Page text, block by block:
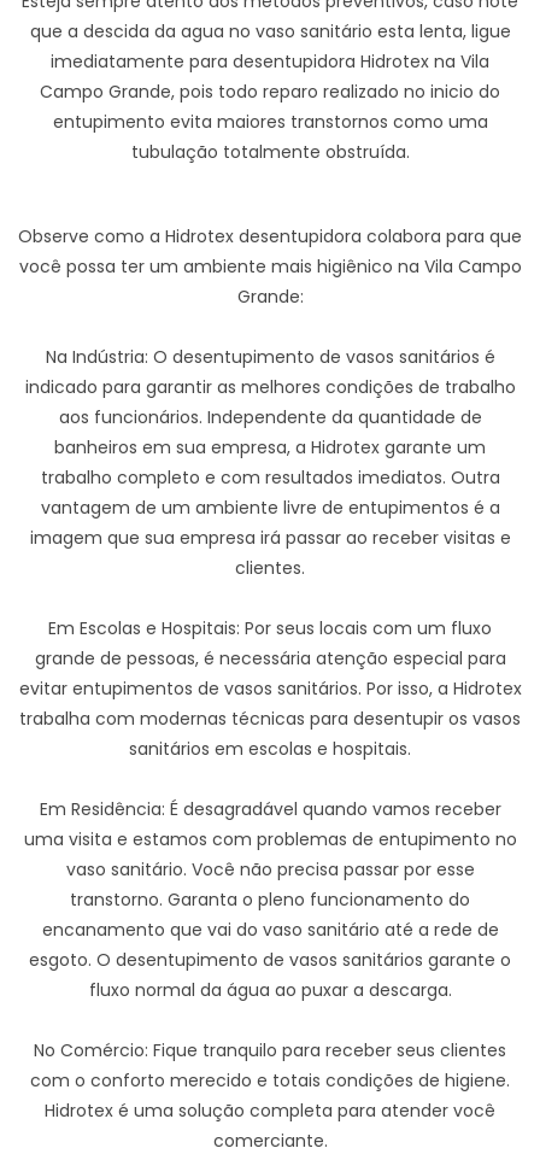
que a descida da agua no vaso sanitário esta lenta, ligue
imediatamente para desentupidora Hidrotex na Vila
Campo Grande, pois todo reparo realizado no inicio do
entupimento evita maiores transtornos como uma
tubulação totalmente obstruída.
Observe como a Hidrotex desentupidora colabora para que
você possa ter um ambiente mais higiênico na Vila Campo
Grande:
Na Indústria: O desentupimento de vasos sanitários é
indicado para garantir as melhores condições de trabalho
aos funcionários. Independente da quantidade de
banheiros em sua empresa, a Hidrotex garante um
trabalho completo e com resultados imediatos. Outra
vantagem de um ambiente livre de entupimentos é a
imagem que sua empresa irá passar ao receber visitas e
clientes.
Em Escolas e Hospitais: Por seus locais com um fluxo
grande de pessoas, é necessária atenção especial para
evitar entupimentos de vasos sanitários. Por isso, a Hidrotex
trabalha com modernas técnicas para desentupir os vasos
sanitários em escolas e hospitais.
Em Residência: É desagradável quando vamos receber
uma visita e estamos com problemas de entupimento no
vaso sanitário. Você não precisa passar por esse
transtorno. Garanta o pleno funcionamento do
encanamento que vai do vaso sanitário até a rede de
esgoto. O desentupimento de vasos sanitários garante o
fluxo normal da água ao puxar a descarga.
No Comércio: Fique tranquilo para receber seus clientes
com o conforto merecido e totais condições de higiene.
Hidrotex é uma solução completa para atender você
comerciante.